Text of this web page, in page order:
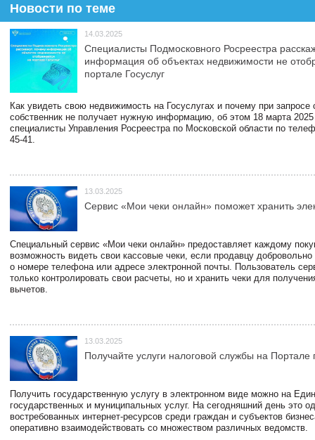
Новости по теме
14.03.2025
Специалисты Подмосковного Росреестра
информация об объектах недвижимости не
портале Госуслуг
Как увидеть свою недвижимость на Госуслугах и почему при запросе
собственник не получает нужную информацию, об этом 18 марта 2025
специалисты Управления Росреестра по Московской области по
45-41.
13.03.2025
Сервис «Мои чеки онлайн» поможет хранить
Специальный сервис «Мои чеки онлайн» предоставляет каждому
возможность видеть свои кассовые чеки, если продавцу
о номере телефона или адресе электронной почты. Пользователь
только контролировать свои расчеты, но и хранить чеки для
вычетов.
13.03.2025
Получайте услуги налоговой службы на Портале
Получить государственную услугу в электронном виде можно на
государственных и муниципальных услуг. На сегодняшний день это
востребованных интернет-ресурсов среди граждан и субъектов
оперативно взаимодействовать со множеством различных ведомств.